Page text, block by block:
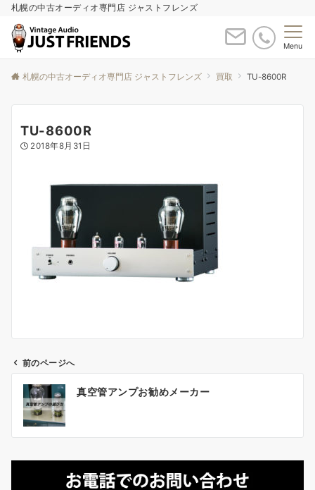
札幌の中古オーディオ専門店 ジャストフレンズ
Menu
札幌の中古オーディオ専門店 ジャストフレンズ 買取 TU-8600R
TU-8600R
2018年8月31日
前のページへ
真空管アンプお勧めメーカー